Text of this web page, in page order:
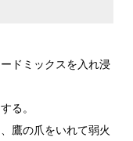
ドミックスを入れ浸
る。
鷹の爪をいれて弱火